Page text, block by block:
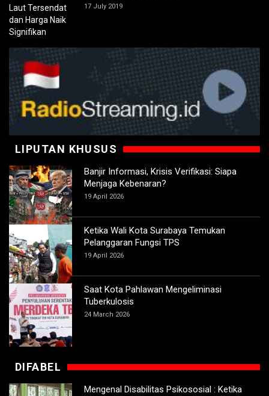
17 July 2019
LIPUTAN KHUSUS
Banjir Informasi, Krisis Verifikasi: Siapa
Menjaga Kebenaran?
19 April 2026
Ketika Wali Kota Surabaya Temukan
Pelanggaran Fungsi TPS
19 April 2026
Saat Kota Pahlawan Mengeliminasi
Tuberkulosis
24 March 2026
DIFABEL
Mengenal Disabilitas Psikososial : Ketika